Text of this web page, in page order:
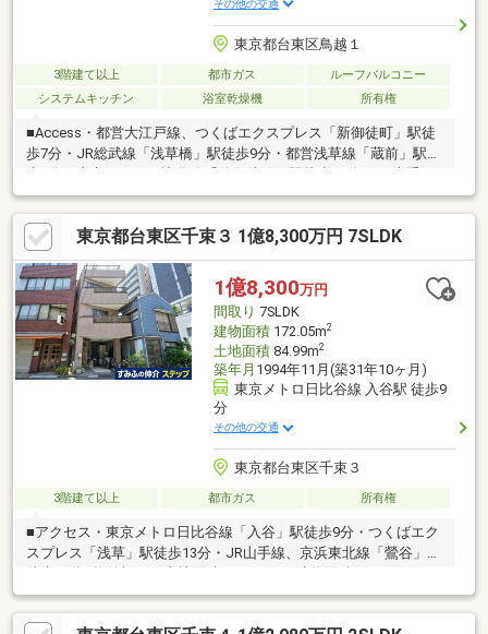
その他の交通
東京都台東区鳥越１
3階建て以上 都市ガス
ルーフバルコニー
システムキッチン
浴室乾燥機 所有権
■Access・都営大江戸線、つくばエクスプレス「新御徒町」駅徒
歩7分・JR総武線「浅草橋」駅徒歩9分・都営浅草線「蔵前」駅徒
歩9分・東京メトロ日比谷線「仲御徒町」駅徒歩13分・JR山手
線、京浜東北線「御徒町」駅徒歩15分・東京メトロ銀座線「末広
町」駅徒歩14分・JR山手線、京浜東北線、総武線「秋葉原」駅徒
歩16分■Point・7駅8路線路線利用可・土地面積：32.48㎡ ※ほか
に私道負担3.61㎡あり・建物面積：52.48㎡（1階11.02㎡、2，3階
各20.73㎡）・建物面積にビルトインガレージ8.93㎡含まず・木造
3階建・ルーフバルコニー・車庫1台可（車種による）・東側公道
約6.0ｍ、北側公道 約3.5ｍ
東京都台東区千束３ 1億8,300万円 7SLDK
1億8,300万円
間取り 7SLDK
建物面積172.05m2
土地面積84.99m2
築年月 1994年11月(築31年10ヶ月)
東京メトロ日比谷線 入谷駅 徒歩9
分
その他の交通
東京都台東区千束３
3階建て以上 都市ガス 所有権
■アクセス・東京メトロ日比谷線「入谷」駅徒歩9分・つくばエク
スプレス「浅草」駅徒歩13分・JR山手線、京浜東北線「鶯谷」駅
鉄骨造3階建・7SLDK・北側前面道路 幅員約8.0ｍ公道■間取り・
1階：和室約6.0帖、LDK・2階：和室約6.0帖、洋室×2・3階：洋室